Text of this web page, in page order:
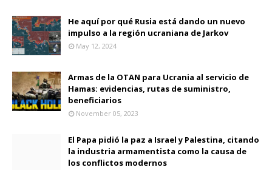
He aquí por qué Rusia está dando un nuevo
impulso a la región ucraniana de Jarkov
May 12, 2024
Armas de la OTAN para Ucrania al servicio de
Hamas: evidencias, rutas de suministro,
beneficiarios
November 05, 2023
El Papa pidió la paz a Israel y Palestina, citando
la industria armamentista como la causa de
los conflictos modernos